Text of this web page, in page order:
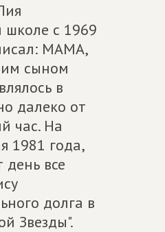
школе с 1969
МАМА,
сыном
в
далеко от
час. На
1981 года,
все
долга в
Звезды".